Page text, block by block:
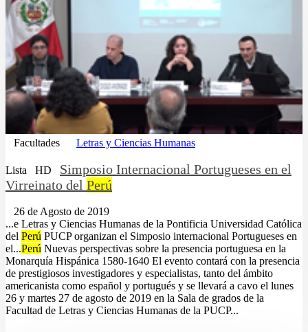
Facultades Letras y Ciencias Humanas
Lista HD
Simposio Internacional Portugueses en el
Virreinato del Perú
26 de Agosto de 2019
...e Letras y Ciencias Humanas de la Pontificia Universidad Católica
del Perú PUCP organizan el Simposio internacional Portugueses en
el...Perú Nuevas perspectivas sobre la presencia portuguesa en la
Monarquía Hispánica 1580-1640 El evento contará con la presencia
de prestigiosos investigadores y especialistas, tanto del ámbito
americanista como español y portugués y se llevará a cavo el lunes
26 y martes 27 de agosto de 2019 en la Sala de grados de la
Facultad de Letras y Ciencias Humanas de la PUCP...